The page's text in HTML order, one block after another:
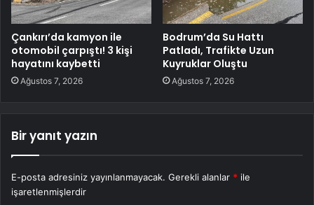
Çankırı’da kamyon ile
otomobil çarpıştı! 3 kişi
hayatını kaybetti
Ağustos 7, 2026
Bodrum’da Su Hattı
Patladı, Trafikte Uzun
Kuyruklar Oluştu
Ağustos 7, 2026
Bir yanıt yazın
E-posta adresiniz yayınlanmayacak. Gerekli alanlar * ile
işaretlenmişlerdir